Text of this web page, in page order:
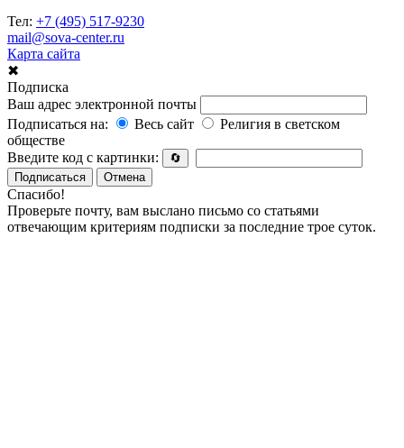
Тел: +7 (495) 517-9230
mail@sova-center.ru
Карта сайта
✖
Подписка
Ваш адрес электронной почты
Подписаться на:
Весь сайт
Религия в светском
обществе
Введите код с картинки:
🔄
Подписаться
Отмена
Спасибо!
Проверьте почту, вам выслано письмо со статьями
отвечающим критериям подписки за последние трое суток.